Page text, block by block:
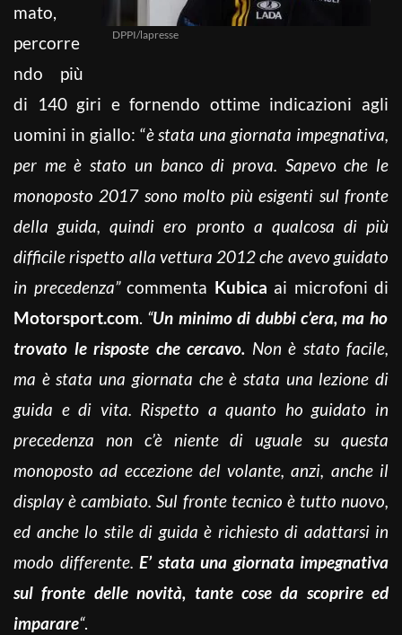
DPPI/lapresse
mato,
percorre
ndo più
di 140 giri e fornendo ottime indicazioni agli
uomini in giallo: “è stata una giornata impegnativa,
per me è stato un banco di prova. Sapevo che le
monoposto 2017 sono molto più esigenti sul fronte
della guida, quindi ero pronto a qualcosa di più
difficile rispetto alla vettura 2012 che avevo guidato
in precedenza”commenta Kubica ai microfoni di
Motorsport.com. “Un minimo di dubbi c’era, ma ho
trovato le risposte che cercavo. Non è stato facile,
ma è stata una giornata che è stata una lezione di
guida e di vita. Rispetto a quanto ho guidato in
precedenza non c’è niente di uguale su questa
monoposto ad eccezione del volante, anzi, anche il
display è cambiato. Sul fronte tecnico è tutto nuovo,
ed anche lo stile di guida è richiesto di adattarsi in
modo differente. E’ stata una giornata impegnativa
sul fronte delle novità, tante cose da scoprire ed
imparare“.